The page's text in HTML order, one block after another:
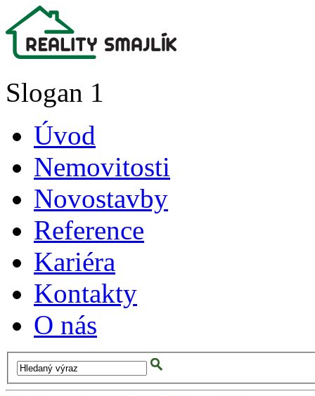
Slogan 1
Úvod
Nemovitosti
Novostavby
Reference
Kariéra
Kontakty
O nás